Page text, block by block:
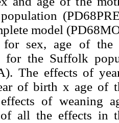
model
for sex, age of
for the Suffolk
The effects of
of birth x age of
effects of weaning
all the effects in